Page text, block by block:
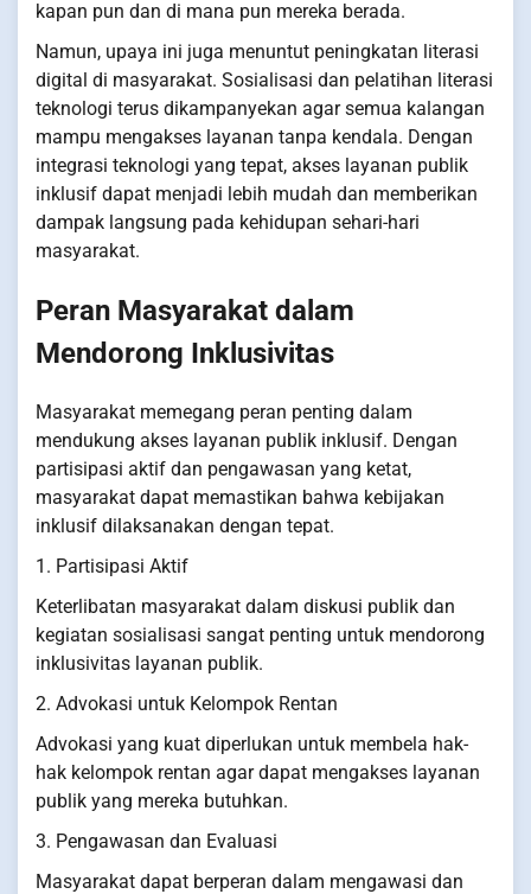
kapan pun dan di mana pun mereka berada.
Namun, upaya ini juga menuntut peningkatan literasi
digital di masyarakat. Sosialisasi dan pelatihan literasi
teknologi terus dikampanyekan agar semua kalangan
mampu mengakses layanan tanpa kendala. Dengan
integrasi teknologi yang tepat, akses layanan publik
inklusif dapat menjadi lebih mudah dan memberikan
dampak langsung pada kehidupan sehari-hari
masyarakat.
Peran Masyarakat dalam
Mendorong Inklusivitas
Masyarakat memegang peran penting dalam
mendukung akses layanan publik inklusif. Dengan
partisipasi aktif dan pengawasan yang ketat,
masyarakat dapat memastikan bahwa kebijakan
inklusif dilaksanakan dengan tepat.
1. Partisipasi Aktif
Keterlibatan masyarakat dalam diskusi publik dan
kegiatan sosialisasi sangat penting untuk mendorong
inklusivitas layanan publik.
2. Advokasi untuk Kelompok Rentan
Advokasi yang kuat diperlukan untuk membela hak-
hak kelompok rentan agar dapat mengakses layanan
publik yang mereka butuhkan.
3. Pengawasan dan Evaluasi
Masyarakat dapat berperan dalam mengawasi dan